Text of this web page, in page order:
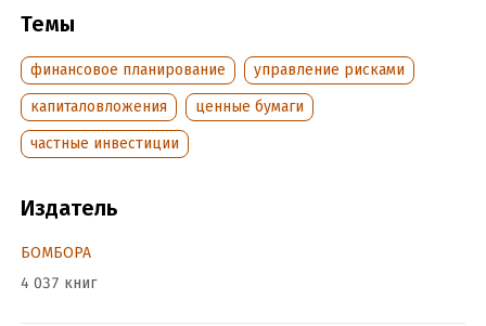
• увеличить свой резервный фонд с 1 тысячи рублей до
• начать инвестировать.
В формате a4.pdf сохранен издательский макет книги.
Объем: 401304
Темы
финансовое планирование
управление рисками
капиталовложения
ценные бумаги
частные инвестиции
Издатель
БОМБОРА
4 037 книг